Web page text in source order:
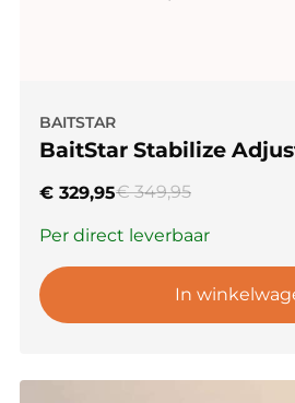
BAITSTAR
BaitStar Stabilize
€ 329,95€349,95
Per direct leverbaar
In